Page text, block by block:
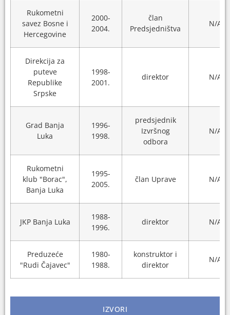
Rukometni
savez Bosne i
Hercegovine
2000-
2004.
član
Predsjedništva
N/A
Direkcija za
puteve
Republike
Srpske
1998-
2001.
direktor N/A
Grad Banja
Luka
1996-
1998.
predsjednik
Izvršnog
odbora
N/A
Rukometni
klub "Borac",
Banja Luka
1995-
2005.
član Uprave N/A
JKP Banja Luka
1988-
1996.
direktor N/A
Preduzeće
"Rudi Čajavec"
1980-
1988.
konstruktor i
direktor
N/A
IZVORI